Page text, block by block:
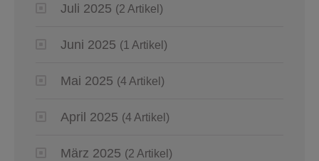
Juli 2025 (2 Artikel)
Juni 2025 (1 Artikel)
Mai 2025 (4 Artikel)
April 2025 (4 Artikel)
März 2025 (2 Artikel)